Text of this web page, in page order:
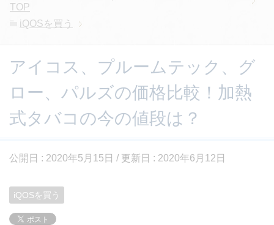
TOP
iQOSを買う
アイコス、プルームテック、グ
ロー、パルズの価格比較！加熱
式タバコの今の値段は？
公開日 : 2020年5月15日 / 更新日 : 2020年6月12日
iQOSを買う